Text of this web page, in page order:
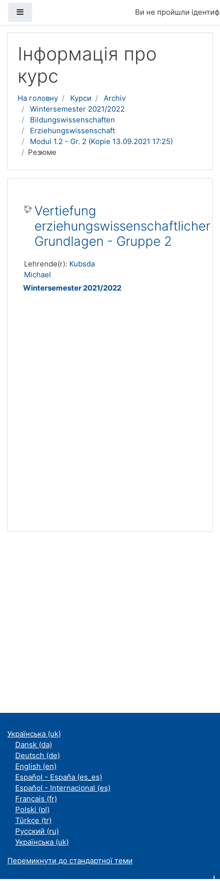
Ви не пройшли
Інформація про
курс
На головну Курси
Archiv
Wintersemester 2021/2022
Bildungswissenschaften
Erziehungswissenschaft
Modul 1.2 - Gr. 2 (Kopie 13.09.2021 17:25)
Резюме
Vertiefung
erziehungswissenschaftlicher
Grundlagen - Gruppe 2
Lehrende(r): Kubsda
Michael
Wintersemester 2021/2022
Українська ‎(uk)‎
Dansk ‎(da)‎
Deutsch ‎(de)‎
English ‎(en)‎
Español - España ‎(es_es)‎
Español - Internacional ‎(es)‎
Français ‎(fr)‎
Polski ‎(pl)‎
Türkçe ‎(tr)‎
Русский ‎(ru)‎
Українська ‎(uk)‎
Перемикнути до стандартної теми